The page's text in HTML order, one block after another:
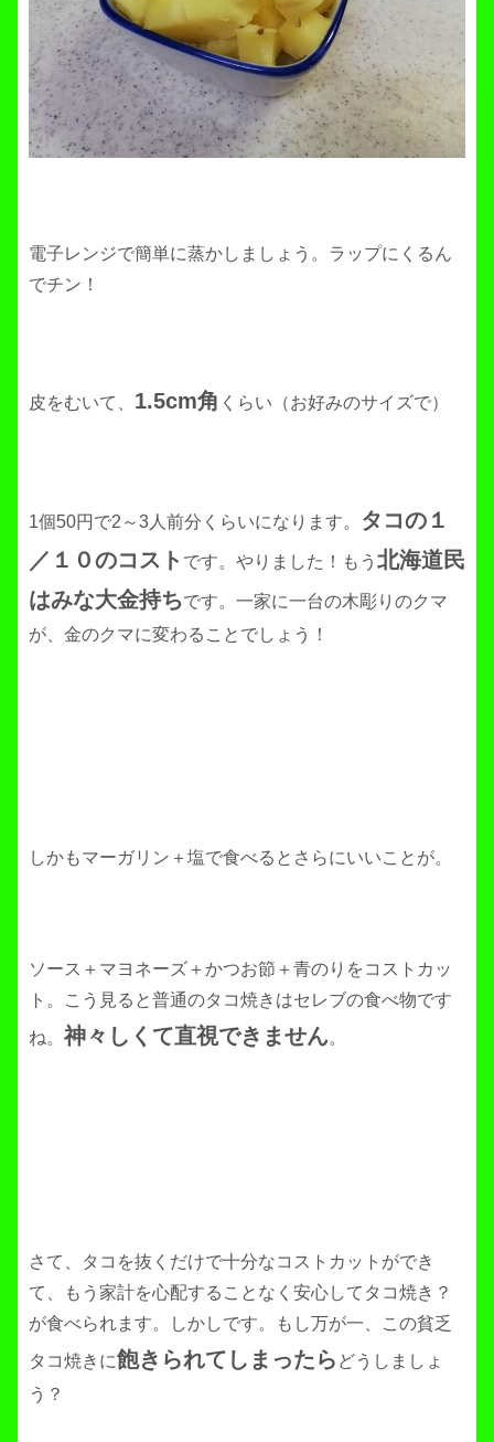
電子レンジで簡単に蒸かしましょう。ラップにくるん
でチン！
皮をむいて、 1.5cm角 くらい（お好みのサイズで）
1個50円で2～3人前分くらいになります。
タコの１
／１０のコスト です。やりました！もう 北海道民
はみな大金持ちです。一家に一台の木彫りのクマ
が、金のクマに変わることでしょう！
しかもマーガリン＋塩で食べるとさらにいいことが。
ソース＋マヨネーズ＋かつお節＋青のりをコストカッ
ト。こう見ると普通のタコ焼きはセレブの食べ物です
ね。神々しくて直視できません。
さて、タコを抜くだけで十分なコストカットができ
て、もう家計を心配することなく安心してタコ焼き？
が食べられます。しかしです。もし万が一、この貧乏
タコ焼きに飽きられてしまったら どうしましょ
う？